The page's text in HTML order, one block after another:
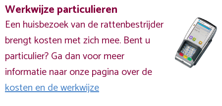
Werkwijze particulieren
Een huisbezoek van de rattenbestrijder
brengt kosten met zich mee. Bent u
particulier? Ga dan voor meer
informatie naar onze pagina over de
kosten en de werkwijze